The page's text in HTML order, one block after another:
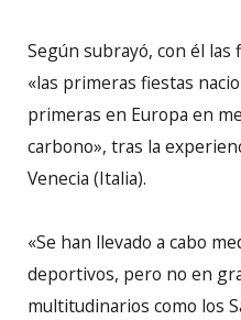
Según subrayó, con él las
«las primeras fiestas
primeras en Europa en
carbono», tras la
Venecia (Italia).
«Se han llevado a cabo
deportivos, pero no en
multitudinarios como los